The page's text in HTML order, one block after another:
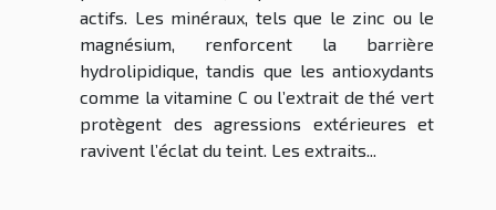
actifs. Les minéraux, tels que le zinc ou le
magnésium, renforcent la barrière
hydrolipidique, tandis que les antioxydants
comme la vitamine C ou l’extrait de thé vert
protègent des agressions extérieures et
ravivent l’éclat du teint. Les extraits...